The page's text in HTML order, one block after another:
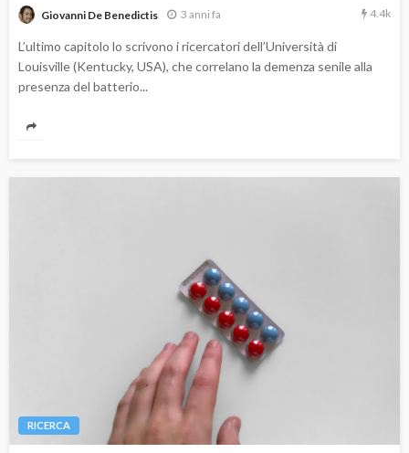
Giovanni De Benedictis 3 anni fa 4.4k
L’ultimo capitolo lo scrivono i ricercatori dell’Università di
Louisville (Kentucky, USA), che correlano la demenza senile alla
presenza del batterio...
RICERCA